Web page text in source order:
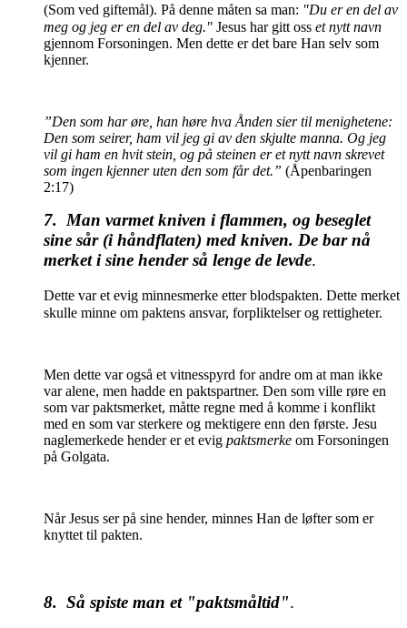
(Som ved giftemål). På denne måten sa man: "Du er en del av
meg og jeg er en del av deg." Jesus har gitt oss et nytt navn
gjennom Forsoningen. Men dette er det bare Han selv som
kjenner.
”Den som har øre, han høre hva Ånden sier til menighetene:
Den som seirer, ham vil jeg gi av den skjulte manna. Og jeg
vil gi ham en hvit stein, og på steinen er et nytt navn skrevet
som ingen kjenner uten den som får det.” (Åpenbaringen
2:17)
7. Man varmet kniven i flammen, og beseglet
sine sår (i håndflaten) med kniven. De bar nå
merket i sine hender så lenge de levde.
Dette var et evig minnesmerke etter blodspakten. Dette merket
skulle minne om paktens ansvar, forpliktelser og rettigheter.
Men dette var også et vitnesspyrd for andre om at man ikke
var alene, men hadde en paktspartner. Den som ville røre en
som var paktsmerket, måtte regne med å komme i konflikt
med en som var sterkere og mektigere enn den første. Jesu
naglemerkede hender er et evig paktsmerke om Forsoningen
på Golgata.
Når Jesus ser på sine hender, minnes Han de løfter som er
knyttet til pakten.
8. Så spiste man et "paktsmåltid".